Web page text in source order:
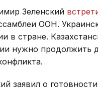
Зеленский
ООН.
в стране.
нужно продолжить
заявил о